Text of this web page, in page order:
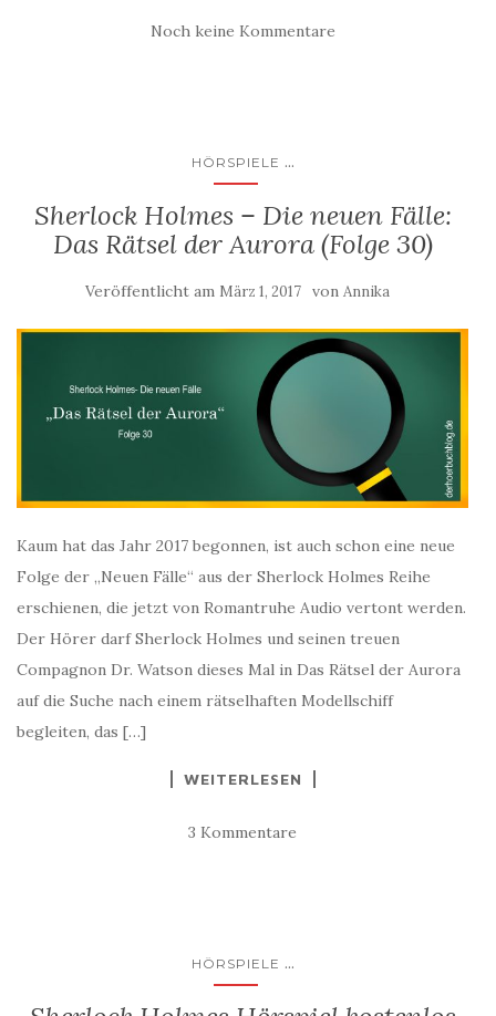
Noch keine Kommentare
HÖRSPIELE ...
Sherlock Holmes – Die neuen Fälle:
Das Rätsel der Aurora (Folge 30)
Veröffentlicht am März 1, 2017 von Annika
Kaum hat das Jahr 2017 begonnen, ist auch schon eine neue
Folge der „Neuen Fälle“ aus der Sherlock Holmes Reihe
erschienen, die jetzt von Romantruhe Audio vertont werden.
Der Hörer darf Sherlock Holmes und seinen treuen
Compagnon Dr. Watson dieses Mal in Das Rätsel der Aurora
auf die Suche nach einem rätselhaften Modellschiff
begleiten, das […]
WEITERLESEN
3 Kommentare
HÖRSPIELE ...